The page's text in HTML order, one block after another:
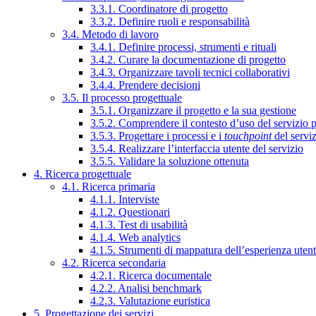
3.3.1. Coordinatore di progetto
3.3.2. Definire ruoli e responsabilità
3.4. Metodo di lavoro
3.4.1. Definire processi, strumenti e rituali
3.4.2. Curare la documentazione di progetto
3.4.3. Organizzare tavoli tecnici collaborativi
3.4.4. Prendere decisioni
3.5. Il processo progettuale
3.5.1. Organizzare il progetto e la sua gestione
3.5.2. Comprendere il contesto d’uso del servizio
3.5.3. Progettare i processi e i touchpointdel
3.5.4. Realizzare l’interfaccia utente del servizio
3.5.5. Validare la soluzione ottenuta
4. Ricerca progettuale
4.1. Ricerca primaria
4.1.1. Interviste
4.1.2. Questionari
4.1.3. Test di usabilità
4.1.4. Web analytics
4.1.5. Strumenti di mappatura dell’esperienza
4.2. Ricerca secondaria
4.2.1. Ricerca documentale
4.2.2. Analisi benchmark
4.2.3. Valutazione euristica
5. Progettazione dei servizi